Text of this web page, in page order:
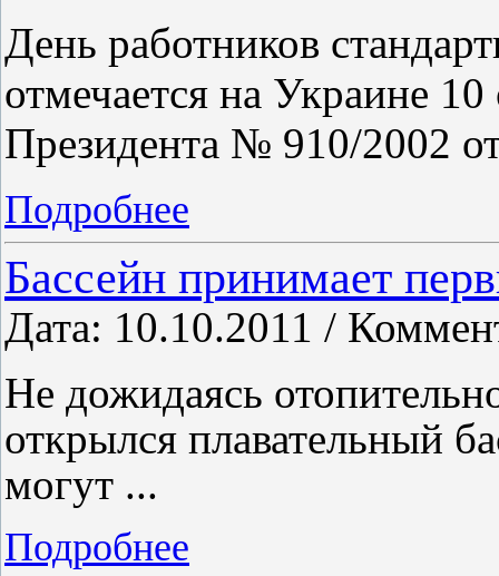
День работников
отмечается на Украине
Президента № 910/2002
Подробнее
Бассейн принимает
Дата: 10.10.2011 /
Не дожидаясь
открылся плавательный
могут ...
Подробнее